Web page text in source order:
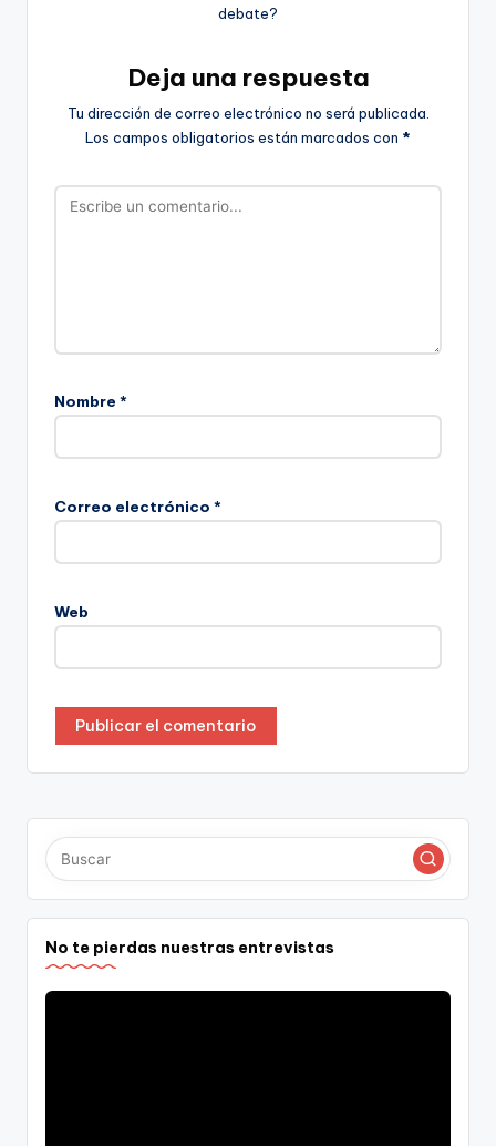
debate?
Deja una respuesta
Tu dirección de correo electrónico no será publicada.
Los campos obligatorios están marcados con *
Nombre *
Correo electrónico *
Web
No te pierdas nuestras entrevistas